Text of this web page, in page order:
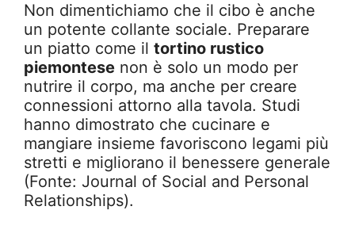
Non dimentichiamo che il cibo è anche
un potente collante sociale. Preparare
un piatto come il tortino rustico
piemontese non è solo un modo per
nutrire il corpo, ma anche per creare
connessioni attorno alla tavola. Studi
hanno dimostrato che cucinare e
mangiare insieme favoriscono legami più
stretti e migliorano il benessere generale
(Fonte: Journal of Social and Personal
Relationships).